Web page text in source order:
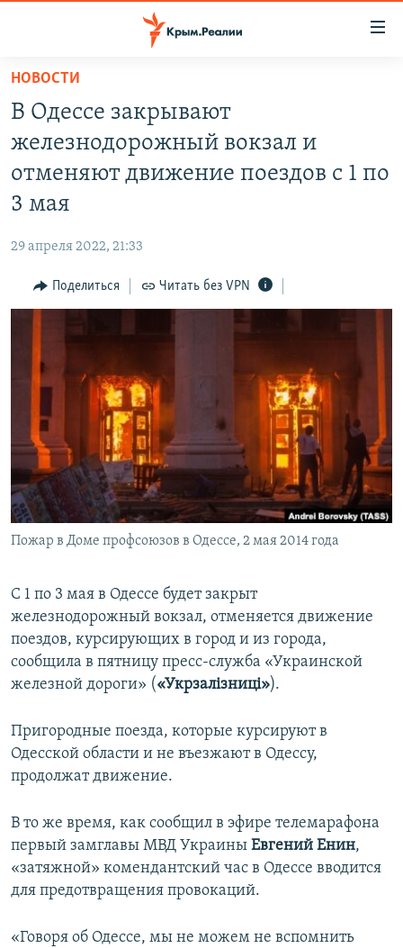
Вернуться
основному
содержанию
главной
Вернутся
поиску
СПЕЦПРОЕКТЫ
ИСТОРИЯ
ИНТЕРАКТИВ
ИНФОГРАФИКА
ПРОПАВШИЕ БЕЗ ВЕСТИ
ПОБЕДИТЕЛЕЙ НЕ СУДЯТ?
КРЫМ.НЕПОКОРЕННЫЙ
ELIFBE
УКРАИНСКАЯ ПРОБЛЕМА КРЫМА
РАДІО СВОБОДА
КАК ОБОЙТИ БЛОКИРОВКУ
Українською
Qırımtatar
ПРИСОЕДИНЯЙТЕСЬ!
Все сайты RFE/RL
НОВОСТИ
В Одессе закрывают
железнодорожный вокзал и
отменяют движение поездов с 1 по
3 мая
29 апреля 2022, 21:33
Поделиться Читать без VPN
Пожар в Доме профсоюзов в Одессе, 2 мая 2014 года
С 1 по 3 мая в Одессе будет закрыт
железнодорожный вокзал, отменяется движение
поездов, курсирующих в город и из города,
сообщила в пятницу пресс-служба «Украинской
железной дороги» («Укрзалізниці»).
Пригородные поезда, которые курсируют в
Одесской области и не въезжают в Одессу,
продолжат движение.
В то же время, как сообщил в эфире телемарафона
первый замглавы МВД Украины Евгений Енин,
«затяжной» комендантский час в Одессе вводится
для предотвращения провокаций.
«Говоря об Одессе, мы не можем не вспомнить